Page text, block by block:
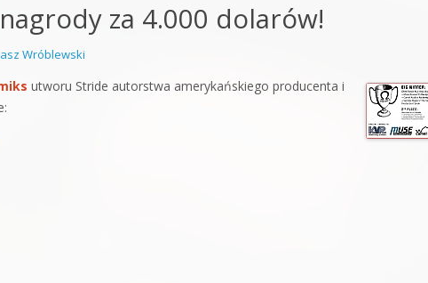
Forge od podstaw
5 Kompendium
za 4.000 dolarów!
Wróblewski
utworu Stride autorstwa amerykańskiego producenta i